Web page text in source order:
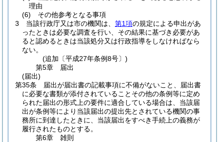
理由
(6)
その他参考となる事項
3
当該行政庁又は市の機関は、 第1項の規定による申出があ
ったときは必要な調査を行い、その結果に基づき必要があ
ると認めるときは当該処分又は行政指導をしなければなら
ない。
(追加〔平成27年条例8号〕)
第5章
届出
(届出)
第35条
届出が届出書の記載事項に不備がないこと、届出書
に必要な書類が添付されていることその他の条例等に定め
られた届出の形式上の要件に適合している場合は、当該届
出が条例等により当該届出の提出先とされている機関の事
務所に到達したときに、当該届出をすべき手続上の義務が
履行されたものとする。
第6章
雑則